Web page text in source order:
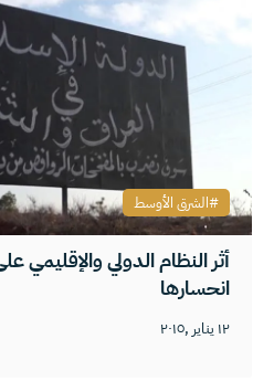
أثر النظام الدولي
انحسارها
١٢ يناير ,٢٠١٥
الشرق الأوسط